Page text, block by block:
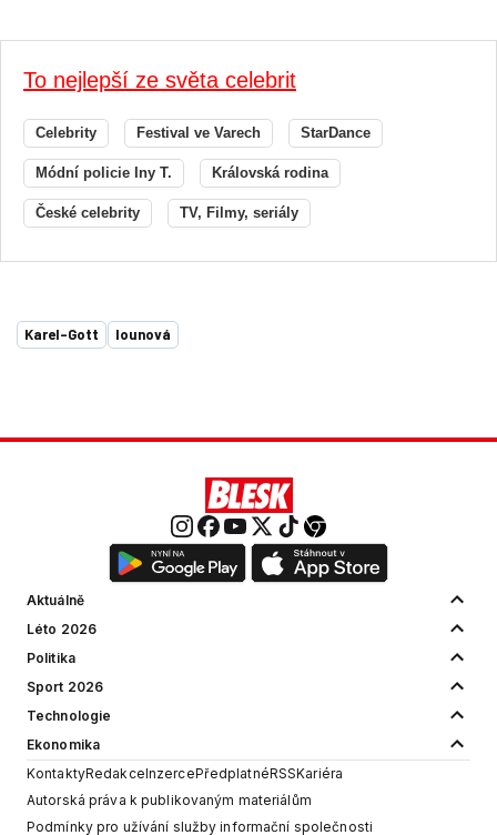
To nejlepší ze světa celebrit
Celebrity Festival ve Varech StarDance
Módní policie Iny T. Královská rodina
České celebrity TV, Filmy, seriály
Karel-Gott lounová
Aktuálně
Léto 2026
Politika
Sport 2026
Technologie
Ekonomika
KontaktyRedakceInzercePředplatnéRSSKariéra
Autorská práva k publikovaným materiálům
Podmínky pro užívání služby informační společnosti